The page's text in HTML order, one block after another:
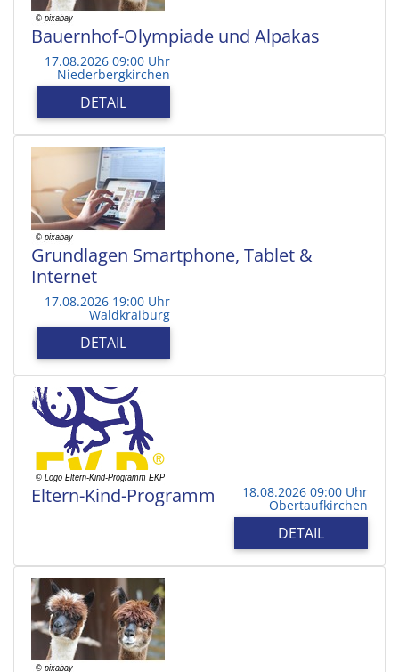
Bauernhof-Olympiade und Alpakas
17.08.2026 09:00 Uhr
Niederbergkirchen
DETAIL
Grundlagen Smartphone, Tablet &
Internet
17.08.2026 19:00 Uhr
Waldkraiburg
DETAIL
Eltern-Kind-Programm 18.08.2026 09:00 Uhr
Obertaufkirchen
DETAIL